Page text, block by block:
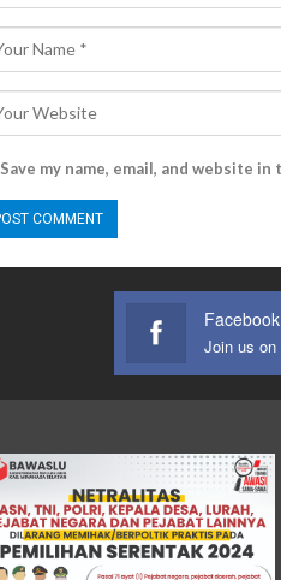
Save my name, email, and website
Facebook
Join us